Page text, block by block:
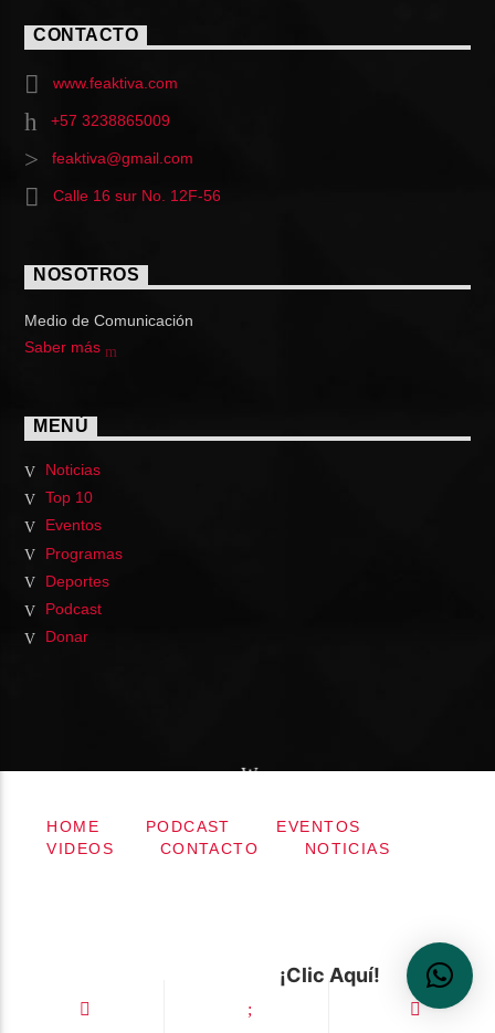
CONTACTO
www.feaktiva.com
+57 3238865009
feaktiva@gmail.com
Calle 16 sur No. 12F-56
NOSOTROS
Medio de Comunicación
Saber más
MENÚ
Noticias
Top 10
Eventos
Programas
Deportes
Podcast
Donar
HOME PODCAST
EVENTOS
VIDEOS
CONTACTO NOTICIAS
¡Clic Aquí!